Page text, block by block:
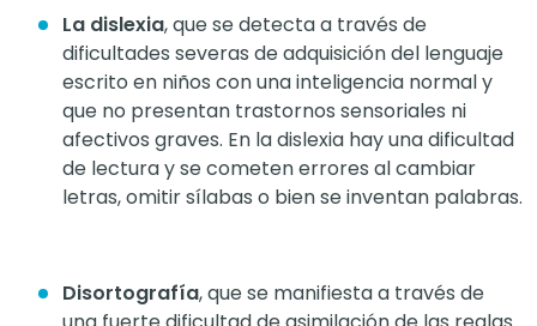
La dislexia, que se detecta a través de
dificultades severas de adquisición del lenguaje
escrito en niños con una inteligencia normal y
que no presentan trastornos sensoriales ni
afectivos graves. En la dislexia hay una dificultad
de lectura y se cometen errores al cambiar
letras, omitir sílabas o bien se inventan palabras.
Disortografía, que se manifiesta a través de